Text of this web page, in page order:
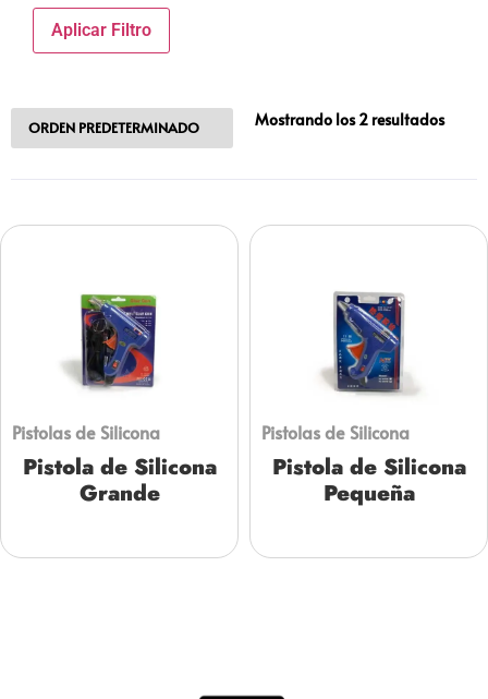
Aplicar Filtro
Mostrando los 2 resultados
Pistolas de Silicona
Pistola de Silicona
Grande
Pistolas de Silicona
Pistola de Silicona
Pequeña